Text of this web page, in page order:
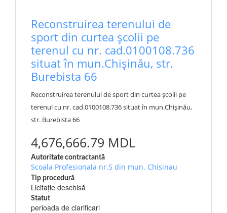
Reconstruirea terenului de
sport din curtea școlii pe
terenul cu nr. cad.0100108.736
situat în mun.Chișinău, str.
Burebista 66
Reconstruirea terenului de sport din curtea școlii pe
terenul cu nr. cad.0100108.736 situat în mun.Chișinău,
str. Burebista 66
4,676,666.79 MDL
Autoritate contractantă
Scoala Profesionala nr.5 din mun. Chisinau
Tip procedură
Licitație deschisă
Statut
perioada de clarificari